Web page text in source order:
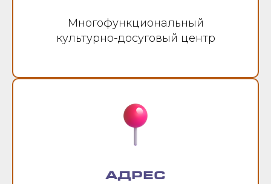
Многофункциональный
культурно-досуговый центр
АДРЕС